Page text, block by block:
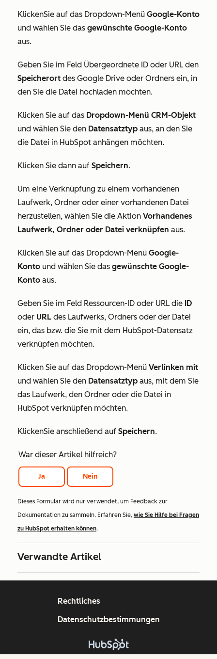
KlickenSie auf das Dropdown-Menü Google-Konto
und wählen Sie das gewünschte Google-Konto
aus.
Geben Sie im Feld Übergeordnete ID oder URL den
Speicherort des Google Drive oder Ordners ein, in
den Sie die Datei hochladen möchten.
Klicken Sie auf das Dropdown-Menü CRM-Objekt
und wählen Sie den Datensatztyp aus, an den Sie
die Datei in HubSpot anhängen möchten.
Klicken Sie dann auf Speichern.
Um eine Verknüpfung zu einem vorhandenen
Laufwerk, Ordner oder einer vorhandenen Datei
herzustellen, wählen Sie die Aktion Vorhandenes
Laufwerk, Ordner oder Datei verknüpfen aus.
Klicken Sie auf das Dropdown-Menü Google-
Konto und wählen Sie das gewünschte Google-
Konto aus.
Geben Sie im Feld Ressourcen-ID oder URL die ID
oder URL des Laufwerks, Ordners oder der Datei
ein, das bzw. die Sie mit dem HubSpot-Datensatz
verknüpfen möchten.
Klicken Sie auf das Dropdown-Menü Verlinken mit
und wählen Sie den Datensatztyp aus, mit dem Sie
das Laufwerk, den Ordner oder die Datei in
HubSpot verknüpfen möchten.
KlickenSie anschließend auf Speichern.
War dieser Artikel hilfreich?
Ja Nein
Dieses Formular wird nur verwendet, um Feedback zur
Dokumentation zu sammeln. Erfahren Sie, wie Sie Hilfe bei Fragen
zu HubSpot erhalten können.
Verwandte Artikel
Rechtliches
Datenschutzbestimmungen